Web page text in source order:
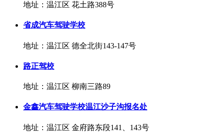
地址：温江区 花土路388号
省成汽车驾驶学校
地址：温江区 德全北街143-147号
路正驾校
地址：温江区 柳南三路89
金鑫汽车驾驶学校温江沙子沟报名处
地址：温江区 金府路东段141、143号